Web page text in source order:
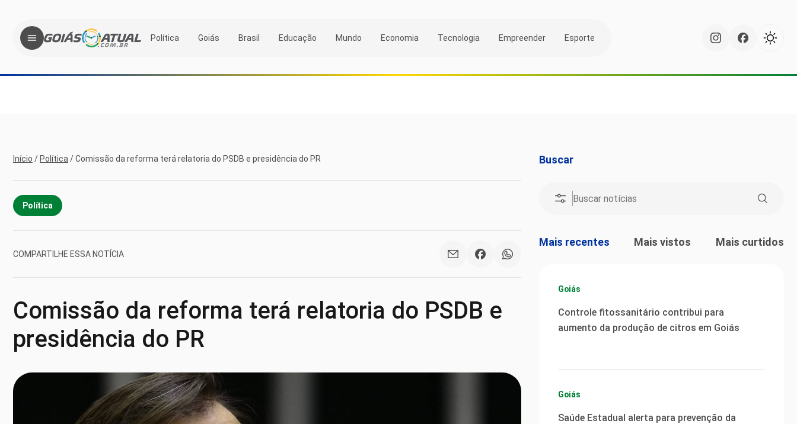
Política Goiás Brasil Educação Mundo Economia Tecnologia Empreender Esporte
Início / Política /Comissão da reforma terá relatoria do PSDB e presidência do PR
Política
COMPARTILHE ESSA NOTÍCIA
Comissão da reforma terá relatoria do PSDB e
presidência do PR
Buscar
Mais recentes Mais vistos Mais curtidos
Goiás
Controle fitossanitário contribui para
aumento da produção de citros em Goiás
Goiás
Saúde Estadual alerta para prevenção da